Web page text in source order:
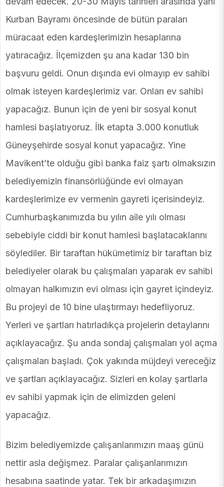
Kurban Bayramı öncesinde de bütün paraları
müracaat eden kardeşlerimizin hesaplarına
yatıracağız. İlçemizden şu ana kadar 130 bin
başvuru geldi. Onun dışında evi olmayıp ev sahibi
olmak isteyen kardeşlerimiz var. Onları ev sahibi
yapacağız. Bunun için de yeni bir sosyal konut
hamlesi başlatıyoruz. İlk etapta 3.000 konutluk
Güneyşehirde sosyal konut yapacağız. Yine
Mavikent’te olduğu gibi banka faiz şartı olmaksızın
belediyemizin finansörlüğünde evi olmayan
kardeşlerimize ev vermenin gayreti içerisindeyiz.
Cumhurbaşkanımızda bu yılın aile yılı olması
sebebiyle ciddi bir konut hamlesi başlatacaklarını
söylediler. Bir taraftan hükümetimiz bir taraftan biz
belediyeler olarak bu çalışmaları yaparak ev sahibi
olmayan halkımızın evi olması için gayret içindeyiz.
Bu projeyi de 10 bine ulaştırmayı hedefliyoruz.
Yerleri ve şartları hatırladıkça projelerin detaylarını
açıklayacağız. Şu anda sondaj çalışmaları yol açma
çalışmaları başladı. Çok yakında müjdeyi vereceğiz
ve şartları açıklayacağız. Sizleri en kolay şartlarla
ev sahibi yapmak için de elimizden geleni
yapacağız.
Bizim belediyemizde çalışanlarımızın maaş günü
nettir asla değişmez. Paralar çalışanlarımızın
hesabına saatinde yatar. Tek bir arkadaşımızın